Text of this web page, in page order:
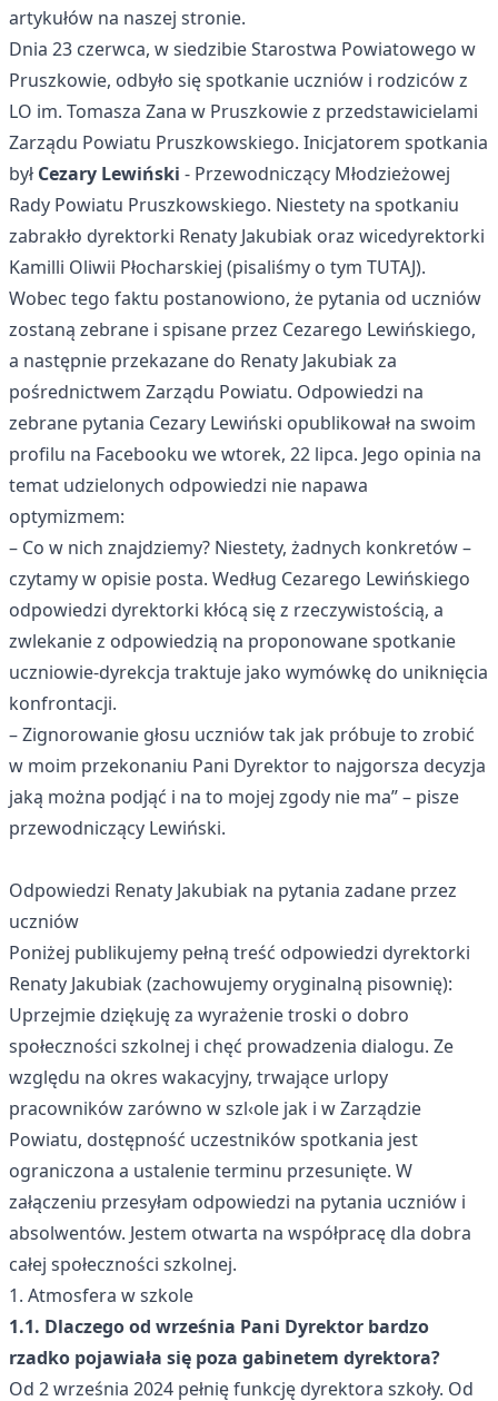
artykułów na naszej stronie.
Dnia 23 czerwca, w siedzibie Starostwa Powiatowego w
Pruszkowie, odbyło się spotkanie uczniów i rodziców z
LO im. Tomasza Zana w Pruszkowie z przedstawicielami
Zarządu Powiatu Pruszkowskiego. Inicjatorem spotkania
był Cezary Lewiński - Przewodniczący Młodzieżowej
Rady Powiatu Pruszkowskiego. Niestety na spotkaniu
zabrakło dyrektorki Renaty Jakubiak oraz wicedyrektorki
Kamilli Oliwii Płocharskiej (pisaliśmy o tym TUTAJ).
Wobec tego faktu postanowiono, że pytania od uczniów
zostaną zebrane i spisane przez Cezarego Lewińskiego,
a następnie przekazane do Renaty Jakubiak za
pośrednictwem Zarządu Powiatu. Odpowiedzi na
zebrane pytania Cezary Lewiński opublikował na swoim
profilu na Facebooku we wtorek, 22 lipca. Jego opinia na
temat udzielonych odpowiedzi nie napawa
optymizmem:
– Co w nich znajdziemy? Niestety, żadnych konkretów –
czytamy w opisie posta. Według Cezarego Lewińskiego
odpowiedzi dyrektorki kłócą się z rzeczywistością, a
zwlekanie z odpowiedzią na proponowane spotkanie
uczniowie-dyrekcja traktuje jako wymówkę do uniknięcia
konfrontacji.
– Zignorowanie głosu uczniów tak jak próbuje to zrobić
w moim przekonaniu Pani Dyrektor to najgorsza decyzja
jaką można podjąć i na to mojej zgody nie ma” – pisze
przewodniczący Lewiński.
Odpowiedzi Renaty Jakubiak na pytania zadane przez
uczniów
Poniżej publikujemy pełną treść odpowiedzi dyrektorki
Renaty Jakubiak (zachowujemy oryginalną pisownię):
Uprzejmie dziękuję za wyrażenie troski o dobro
społeczności szkolnej i chęć prowadzenia dialogu. Ze
względu na okres wakacyjny, trwające urlopy
pracowników zarówno w szl‹ole jak i w Zarządzie
Powiatu, dostępność uczestników spotkania jest
ograniczona a ustalenie terminu przesunięte. W
załączeniu przesyłam odpowiedzi na pytania uczniów i
absolwentów. Jestem otwarta na współpracę dla dobra
całej społeczności szkolnej.
1. Atmosfera w szkole
1.1. Dlaczego od września Pani Dyrektor bardzo
rzadko pojawiała się poza gabinetem dyrektora?
Od 2 września 2024 pełnię funkcję dyrektora szkoły. Od